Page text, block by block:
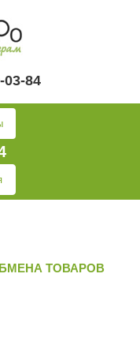
03-84
ТОВАРОВ